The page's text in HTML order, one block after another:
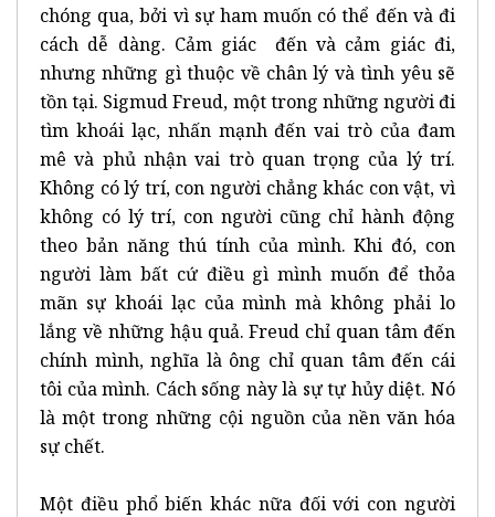
chóng qua, bởi vì sự ham muốn có thể đến và đi
cách dễ dàng. Cảm giác đến và cảm giác đi,
nhưng những gì thuộc về chân lý và tình yêu sẽ
tồn tại. Sigmud Freud, một trong những người đi
tìm khoái lạc, nhấn mạnh đến vai trò của đam
mê và phủ nhận vai trò quan trọng của lý trí.
Không có lý trí, con người chẳng khác con vật, vì
không có lý trí, con người cũng chỉ hành động
theo bản năng thú tính của mình. Khi đó, con
người làm bất cứ điều gì mình muốn để thỏa
mãn sự khoái lạc của mình mà không phải lo
lắng về những hậu quả. Freud chỉ quan tâm đến
chính mình, nghĩa là ông chỉ quan tâm đến cái
tôi của mình. Cách sống này là sự tự hủy diệt. Nó
là một trong những cội nguồn của nền văn hóa
sự chết.
Một điều phổ biến khác nữa đối với con người